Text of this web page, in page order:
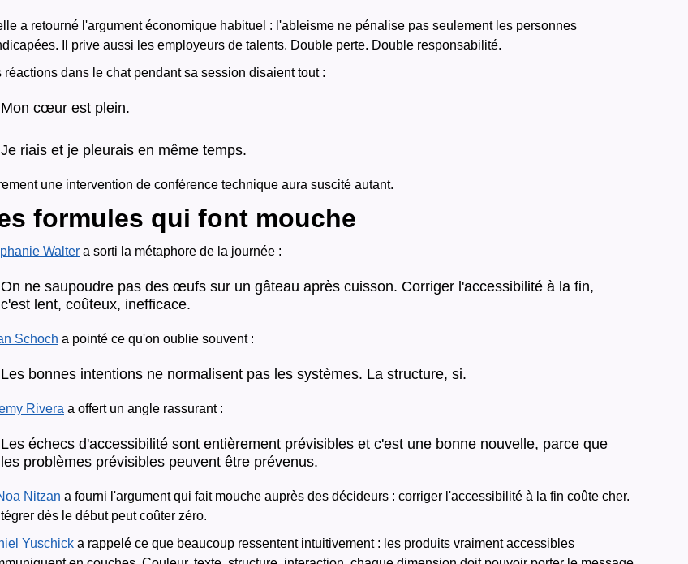
a retourné l'argument économique habituel : l'ableisme ne pénalise pas seulement les personnes
Il prive aussi les employeurs de talents. Double perte. Double responsabilité.
réactions dans le chat pendant sa session disaient tout :
Mon cœur est plein.
Je riais et je pleurais en même temps.
une intervention de conférence technique aura suscité autant.
formules qui font mouche
Walter a sorti la métaphore de la journée :
On ne saupoudre pas des œufs sur un gâteau après cuisson. Corriger l'accessibilité à la fin,
c'est lent, coûteux, inefficace.
Schoch a pointé ce qu'on oublie souvent :
Les bonnes intentions ne normalisent pas les systèmes. La structure, si.
Rivera a offert un angle rassurant :
Les échecs d'accessibilité sont entièrement prévisibles et c'est une bonne nouvelle, parce que
les problèmes prévisibles peuvent être prévenus.
Nitzan a fourni l'argument qui fait mouche auprès des décideurs : corriger l'accessibilité à la fin coûte cher.
dès le début peut coûter zéro.
Yuschick a rappelé ce que beaucoup ressentent intuitivement : les produits vraiment accessibles